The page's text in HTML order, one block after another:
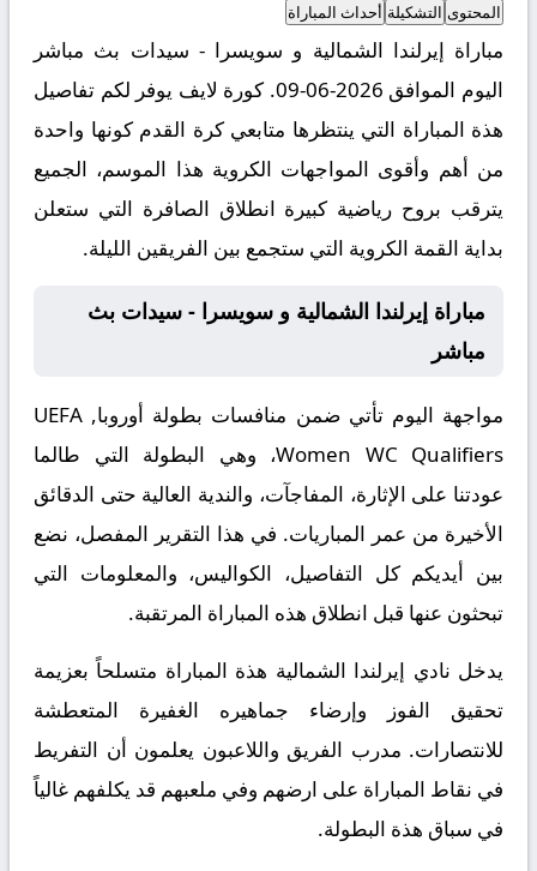
المحتوى التشكيلة أحداث المباراة
مباراة إيرلندا الشمالية و سويسرا - سيدات بث مباشر
اليوم الموافق 2026-06-09. كورة لايف يوفر لكم تفاصيل
هذة المباراة التي ينتظرها متابعي كرة القدم كونها واحدة
من أهم وأقوى المواجهات الكروية هذا الموسم، الجميع
يترقب بروح رياضية كبيرة انطلاق الصافرة التي ستعلن
بداية القمة الكروية التي ستجمع بين الفريقين الليلة.
مباراة إيرلندا الشمالية و سويسرا - سيدات بث
مباشر
مواجهة اليوم تأتي ضمن منافسات بطولة أوروبا, UEFA
Women WC Qualifiers، وهي البطولة التي طالما
عودتنا على الإثارة، المفاجآت، والندية العالية حتى الدقائق
الأخيرة من عمر المباريات. في هذا التقرير المفصل، نضع
بين أيديكم كل التفاصيل، الكواليس، والمعلومات التي
تبحثون عنها قبل انطلاق هذه المباراة المرتقبة.
يدخل نادي إيرلندا الشمالية هذة المباراة متسلحاً بعزيمة
تحقيق الفوز وإرضاء جماهيره الغفيرة المتعطشة
للانتصارات. مدرب الفريق واللاعبون يعلمون أن التفريط
في نقاط المباراة على ارضهم وفي ملعبهم قد يكلفهم غالياً
في سباق هذة البطولة.